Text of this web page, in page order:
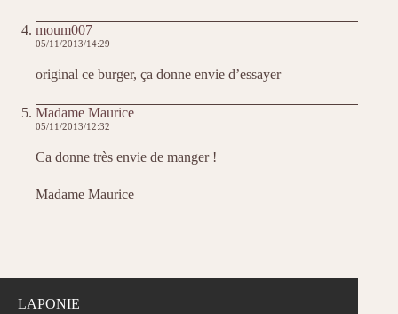
moum007
05/11/2013/14:29
original ce burger, ça donne envie d’essayer
Madame Maurice
05/11/2013/12:32
Ca donne très envie de manger !
Madame Maurice
LAPONIE